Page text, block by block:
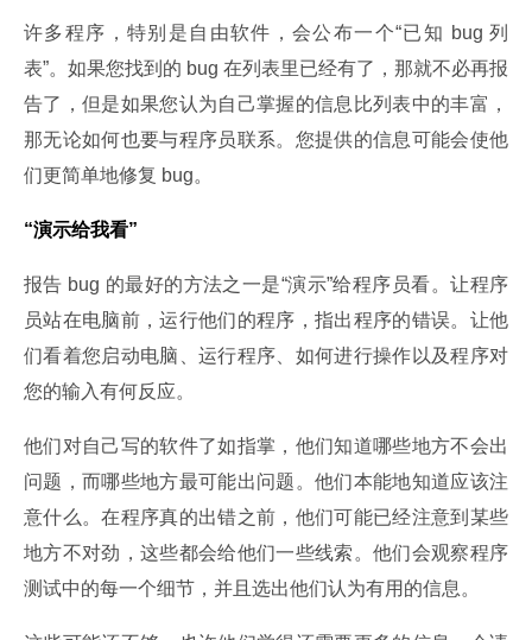
许多程序，特别是自由软件，会公布一个“已知 bug 列
表”。如果您找到的 bug 在列表里已经有了，那就不必再报
告了，但是如果您认为自己掌握的信息比列表中的丰富，
那无论如何也要与程序员联系。您提供的信息可能会使他
们更简单地修复 bug。
“演示给我看”
报告 bug 的最好的方法之一是“演示”给程序员看。让程序
员站在电脑前，运行他们的程序，指出程序的错误。让他
们看着您启动电脑、运行程序、如何进行操作以及程序对
您的输入有何反应。
他们对自己写的软件了如指掌，他们知道哪些地方不会出
问题，而哪些地方最可能出问题。他们本能地知道应该注
意什么。在程序真的出错之前，他们可能已经注意到某些
地方不对劲，这些都会给他们一些线索。他们会观察程序
测试中的每一个细节，并且选出他们认为有用的信息。